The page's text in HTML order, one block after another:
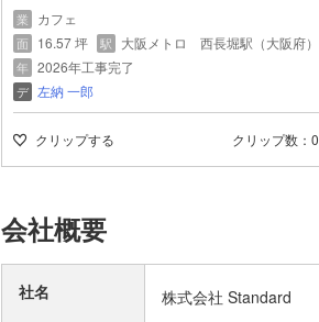
業 カフェ
面 16.57 坪 駅 大阪メトロ 西長堀駅（大阪府）
年 2026年工事完了
デ 左納 一郎
クリップする クリップ数 0
会社概要
社名 株式会社 Standard